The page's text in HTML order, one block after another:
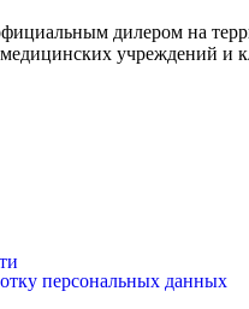
дилером на
учреждений и
персональных данных